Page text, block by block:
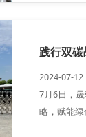
践行双
2024-07-12
7月6日，
略，赋能绿